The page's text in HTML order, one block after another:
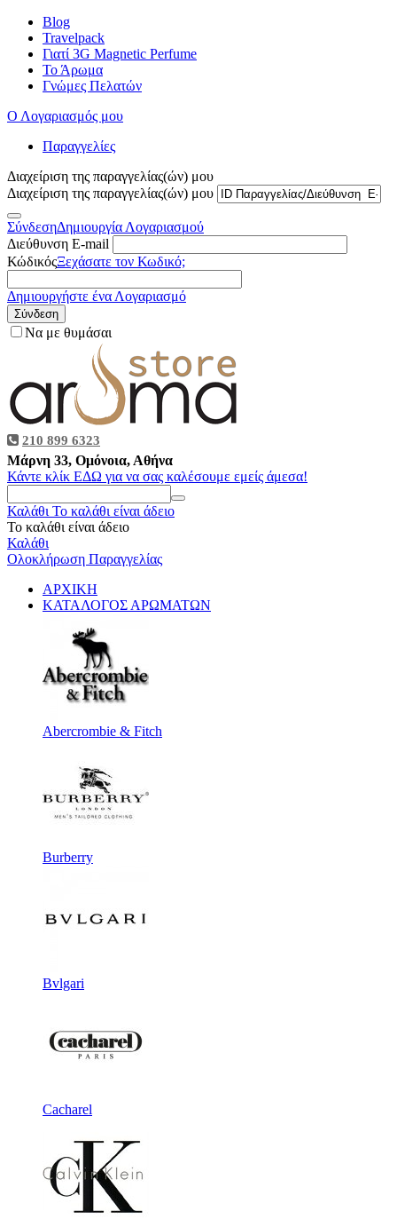
Blog
Travelpack
Γιατί 3G Magnetic Perfume
Το Άρωμα
Γνώμες Πελατών
Ο Λογαριασμός μου
Παραγγελίες
Διαχείριση της παραγγελίας(ών) μου
Διαχείριση της παραγγελίας(ών) μου
ΣύνδεσηΔημιουργία Λογαριασμού
Διεύθυνση E-mail
ΚώδικόςΞεχάσατε τον Κωδικό;
Δημιουργήστε ένα Λογαριασμό
Σύνδεση
Να με θυμάσαι
210 899 6323
Μάρνη 33, Ομόνοια, Αθήνα
Κάντε κλίκ ΕΔΩ για να σας καλέσουμε εμείς άμεσα!
Καλάθι Το καλάθι είναι άδειο
Το καλάθι είναι άδειο
Καλάθι
Ολοκλήρωση Παραγγελίας
ΑΡΧΙΚΗ
ΚΑΤΑΛΟΓΟΣ ΑΡΩΜΑΤΩΝ
Abercrombie & Fitch
Burberry
Bvlgari
Cacharel